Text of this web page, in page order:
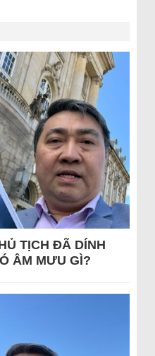
TỊCH ĐÃ DÍNH
ÂM MƯU GÌ?